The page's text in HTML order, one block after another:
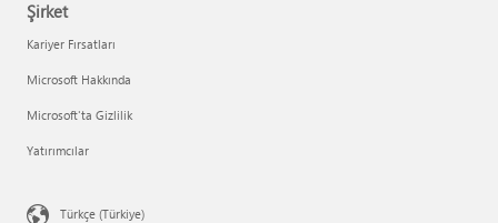
Şirket
Kariyer Fırsatları
Microsoft Hakkında
Microsoft'ta Gizlilik
Yatırımcılar
Türkçe (Türkiye)